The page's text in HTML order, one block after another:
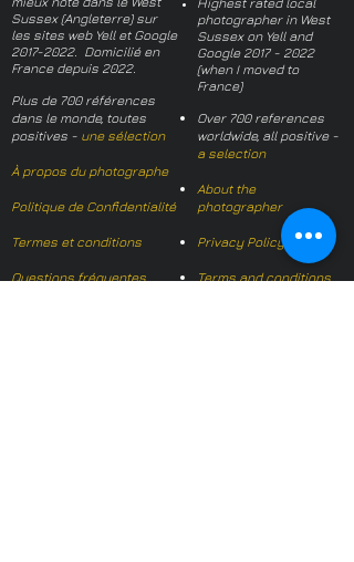
Sussex (Angleterre) sur
les sites web Yell et Google
2017-2022. Domicilié en
France depuis 2022.
Plus de 700 références
dans le monde, toutes
positives - une sélection
À propos du photographe
Politique de Confidentialité
Termes et conditions
Questions fréquentes
photographer in West
Sussex on Yell and
Google 2017 - 2022
(when I moved to
France)
Over 700 references
worldwide, all positive -
a selection
About the
photographer
Privacy Policy
Terms and conditions